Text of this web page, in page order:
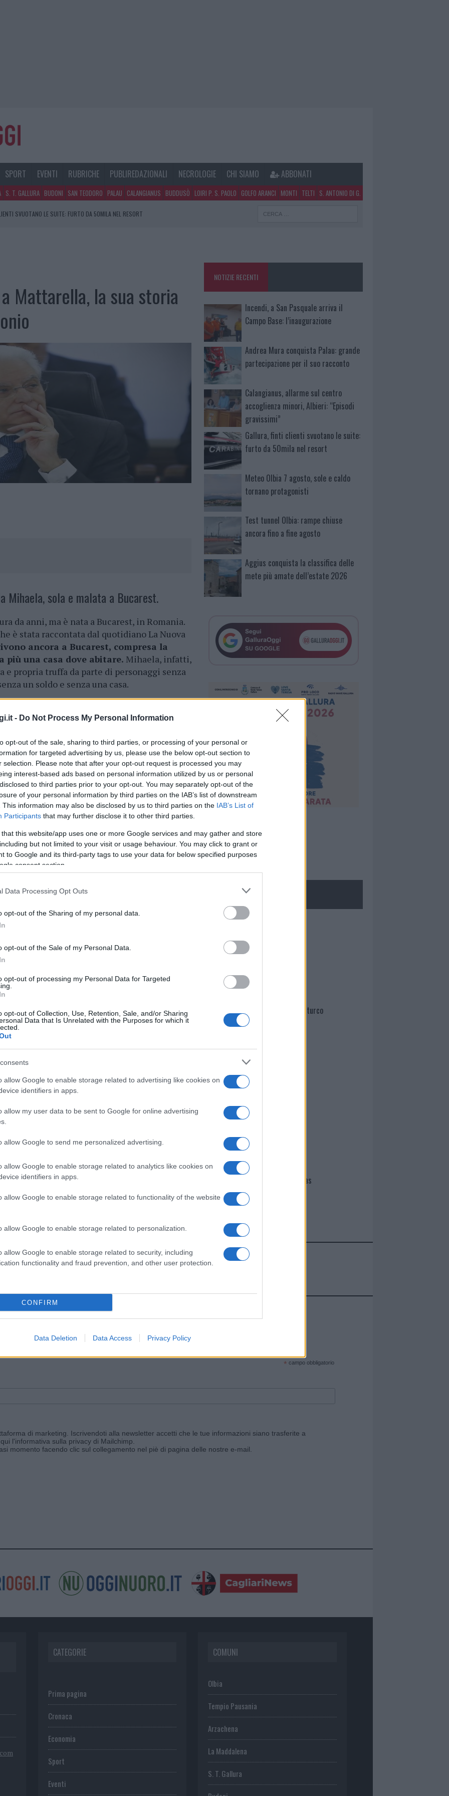
- Do Not Process My Personal Information
opt-out of the sale, sharing to third parties, or processing of your personal or
for targeted advertising by us, please use the below opt-out section to
selection. Please note that after your opt-out request is processed you may
interest-based ads based on personal information utilized by us or personal
to third parties prior to your opt-out. You may separately opt-out of the
of your personal information by third parties on the IAB’s list of downstream
This information may also be disclosed by us to third parties on the IAB’s List of
Participants that may further disclose it to other third parties.
that this website/app uses one or more Google services and may gather and store
but not limited to your visit or usage behaviour. You may click to grant or
to Google and its third-party tags to use your data for below specified purposes
consent section.
Data Processing Opt Outs
opt-out of the Sharing of my personal data.
opt-out of the Sale of my Personal Data.
opt-out of processing my Personal Data for Targeted
opt-out of Collection, Use, Retention, Sale, and/or Sharing
Data that Is Unrelated with the Purposes for which it
allow Google to enable storage related to advertising like cookies on
identifiers in apps.
allow my user data to be sent to Google for online advertising
allow Google to send me personalized advertising.
allow Google to enable storage related to analytics like cookies on
identifiers in apps.
allow Google to enable storage related to functionality of the website
allow Google to enable storage related to personalization.
allow Google to enable storage related to security, including
functionality and fraud prevention, and other user protection.
CONFIRM
Data Deletion Data Access Privacy Policy
SPORT EVENTI RUBRICHE PUBLIREDAZIONALI NECROLOGIE CHI SIAMO ABBONATI
S. T. GALLURA BUDONI SAN TEODORO PALAU CALANGIANUS BUDDUSÒ LOIRI P. S. PAOLO GOLFO ARANCI MONTI TELTI S. ANTONIO DI G.
SVUOTANO LE SUITE: FURTO DA 50MILA NEL RESORT
ACCOGLIENZA MINORI, ALBIERI: “EPISODI GRAVISSIMI”
Mattarella, la sua storia
Mihaela, sola e malata a Bucarest.
da anni, ma è nata a Bucarest, in Romania.
è stata raccontata dal quotidiano La Nuova
ancora a Bucarest, compresa la
più una casa dove abitare. Mihaela, infatti,
e propria truffa da parte di personaggi senza
un soldo e senza una casa.
rimasto senza lavoro. Soldi non ce ne
a Sant’Antonio, figuriamoci per affrontare
l’obiettivo di riavere la casa.
Mattarella, dopo che anche i carabinieri di
non hanno potuto aiutarla.Chiedendo aiuto
di mettere in moto la diplomazia
e Mihaelapossono riavere la loro casa
ha bisogno.
cliccandoqui
nella sezione
NOTIZIE RECENTI
Incendi, a San Pasquale arriva il
Campo Base: l’inaugurazione
Andrea Mura conquista Palau: grande
partecipazione per il suo racconto
Calangianus, allarme sul centro
accoglienza minori, Albieri: “Episodi
gravissimi”
Gallura, finti clienti svuotano le suite:
furto da 50mila nel resort
Meteo Olbia 7 agosto, sole e caldo
tornano protagonisti
Test tunnel Olbia: rampe chiuse
ancora fino a fine agosto
Aggius conquista la classifica delle
mete più amate dell’estate 2026
NECROLOGIE
Martina Agostina Diturco
I nostri cari
I nostri cari
Giovannimaria Cabras
Invia un Comunicato Stampa|Pubblicità|Segnala
e ricevi le nostre email periodiche contenenti le ultime notizie pubblicate sul sito web!
* campo obbligatorio
di marketing. Iscrivendoti alla newsletter accetti che le tue informazioni siano trasferite a
l'informativa sulla privacy di Mailchimp
momento facendo clic sul collegamento nel piè di pagina delle nostre e-mail.
CATEGORIE
Prima pagina
Cronaca
Economia
Sport
Eventi
COMUNI
Olbia
Tempio Pausania
Arzachena
La Maddalena
S. T. Gallura